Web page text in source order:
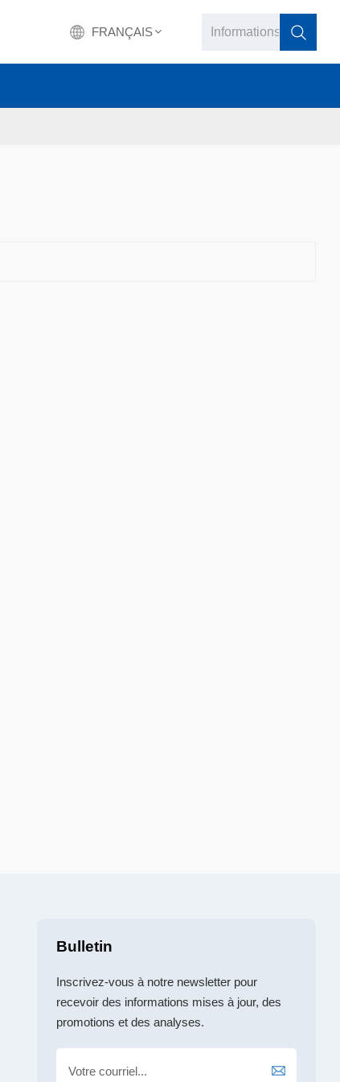
FRANÇAIS
English
Bulletin
Inscrivez-vous à notre newsletter pour
recevoir des informations mises à jour, des
promotions et des analyses.